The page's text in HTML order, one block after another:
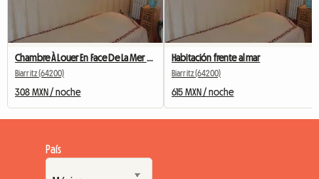
Biarritz (64200)
308 MXN / noche
Habitación frente al mar
Biarritz (64200)
615 MXN / noche
País